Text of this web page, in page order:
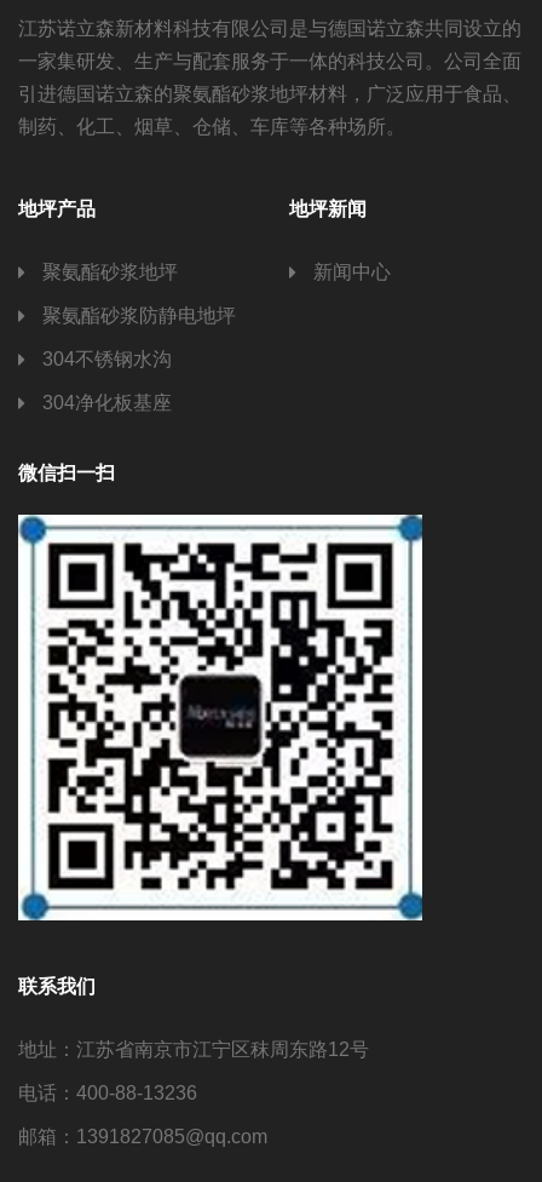
江苏诺立森新材料科技有限公司是与德国诺立森共同设立的
一家集研发、生产与配套服务于一体的科技公司。公司全面
引进德国诺立森的聚氨酯砂浆地坪材料，广泛应用于食品、
制药、化工、烟草、仓储、车库等各种场所。
地坪产品
聚氨酯砂浆地坪
聚氨酯砂浆防静电地坪
304不锈钢水沟
304净化板基座
地坪新闻
新闻中心
微信扫一扫
联系我们
地址：江苏省南京市江宁区秣周东路12号
电话：400-88-13236
邮箱：1391827085@qq.com